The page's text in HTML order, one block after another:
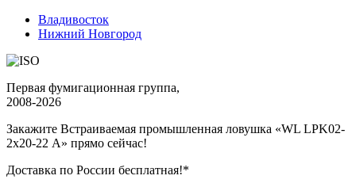
Владивосток
Нижний Новгород
Первая фумигационная группа,
2008-2026
Закажите Встраиваемая промышленная ловушка «WL LPK02-
2x20-22 А» прямо сейчас!
Доставка по России бесплатная!*